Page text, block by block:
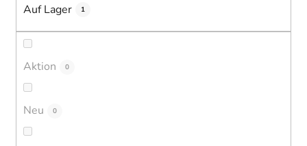
Auf Lager 1
Aktion 0
Neu 0